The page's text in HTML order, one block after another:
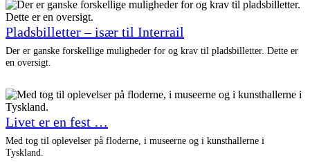
Pladsbilletter – især til Interrail
Der er ganske forskellige muligheder for og krav til pladsbilletter. Dette er
en oversigt.
Livet er en fest …
Med tog til oplevelser på floderne, i museerne og i kunsthallerne i
Tyskland.